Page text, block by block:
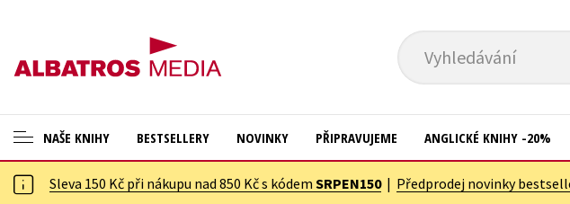
Vyhledávání
NAŠE KNIHY
ANGLICKÉ KNIHY -20 % Cestování
BESTSELLERY NOVINKY PŘIPRAVUJEME ANGLICKÉ KNIHY -20%
Sleva 150 Kč při nákupu nad 850 Kč s kódem SRPEN150| Předprodej novinky